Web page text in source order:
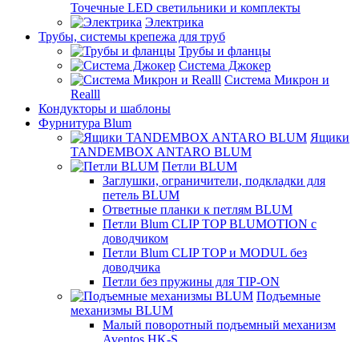
Точечные LED светильники и комплекты
Электрика
Трубы, системы крепежа для труб
Трубы и фланцы
Система Джокер
Система Микрон и
Realll
Кондукторы и шаблоны
Фурнитура Blum
Ящики
TANDEMBOX ANTARO BLUM
Петли BLUM
Заглушки, ограничители, подкладки для
петель BLUM
Ответные планки к петлям BLUM
Петли Blum CLIP TOP BLUMOTION с
доводчиком
Петли Blum CLIP TOP и MODUL без
доводчика
Петли без пружины для TIP-ON
Подъемные
механизмы BLUM
Малый поворотный подъемный механизм
Aventos HK-S